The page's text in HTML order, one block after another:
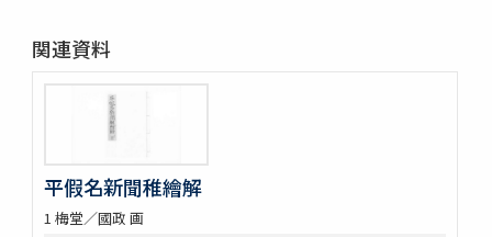
関連資料
平假名新聞稚繪解
1 梅堂／國政 画